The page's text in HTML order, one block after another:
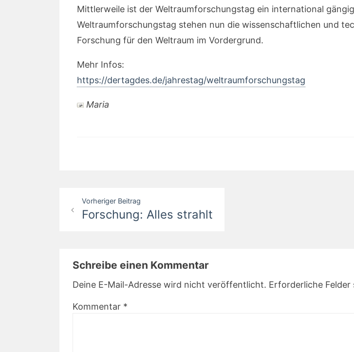
Mittlerweile ist der Weltraumforschungstag ein international
Weltraumforschungstag stehen nun die wissenschaftlichen und
Forschung für den Weltraum im Vordergrund.
Mehr Infos:
https://dertagdes.de/jahrestag/weltraumforschungstag
Maria
Beitragsnavigation
Vorheriger Beitrag
Forschung: Alles strahlt
Schreibe einen Kommentar
Deine E-Mail-Adresse wird nicht veröffentlicht. Erforderliche Felder
Kommentar *